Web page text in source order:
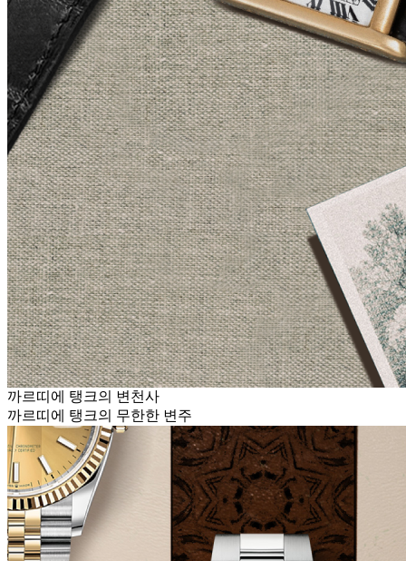
까르띠에 탱크의 변천사
까르띠에 탱크의 무한한 변주